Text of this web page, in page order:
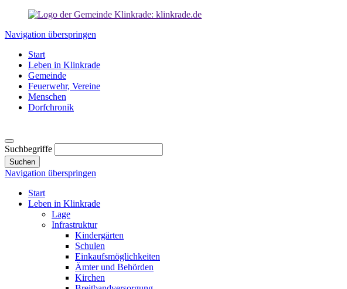
Navigation überspringen
Start
Leben in Klinkrade
Gemeinde
Feuerwehr, Vereine
Menschen
Dorfchronik
Suchbegriffe
Suchen
Navigation überspringen
Start
Leben in Klinkrade
Lage
Infrastruktur
Kindergärten
Schulen
Einkaufsmöglichkeiten
Ämter und Behörden
Kirchen